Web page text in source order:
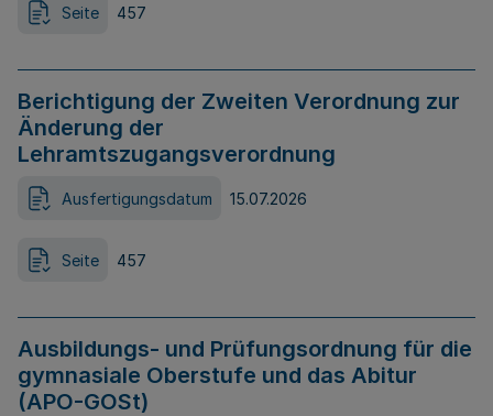
Seite 457
Berichtigung der Zweiten Verordnung zur
Änderung der
Lehramtszugangsverordnung
Ausfertigungsdatum 15.07.2026
Seite 457
Ausbildungs- und Prüfungsordnung für die
gymnasiale Oberstufe und das Abitur
(APO-GOSt)